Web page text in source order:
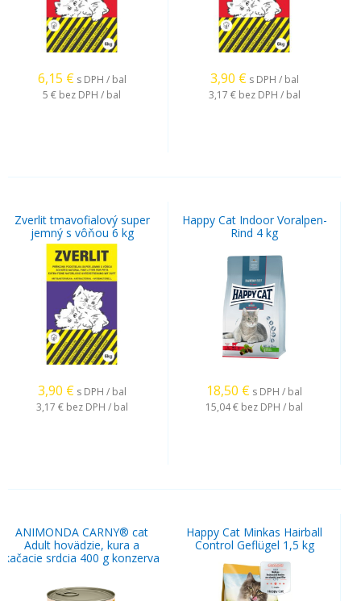
6,15 € s DPH / bal
5 € bez DPH / bal
3,90 € s DPH / bal
3,17 € bez DPH / bal
Zverlit tmavofialový super
jemný s vôňou 6 kg
3,90 € s DPH / bal
3,17 € bez DPH / bal
Happy Cat Indoor Voralpen-
Rind 4 kg
18,50 € s DPH / bal
15,04 € bez DPH / bal
ANIMONDA CARNY® cat
Adult hovädzie, kura a
kačacie srdcia 400 g konzerva
Happy Cat Minkas Hairball
Control Geflügel 1,5 kg